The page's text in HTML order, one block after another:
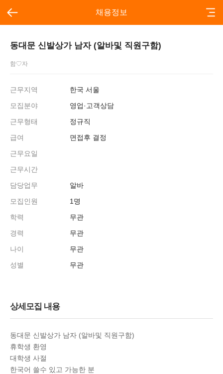
채용정보
동대문 신발상가 남자 (알바및 직원구함)
함♡자
근무지역
한국 서울
모집분야
영업·고객상담
근무형태
정규직
급여
면접후 결정
근무요일
근무시간
담당업무
알바
모집인원
1명
학력
무관
경력
무관
나이
무관
성별
무관
상세모집 내용
동대문 신발상가 남자 (알바및 직원구함)
휴학생 환영
대학생 사절
한국어 쓸수 있고 가능한 분